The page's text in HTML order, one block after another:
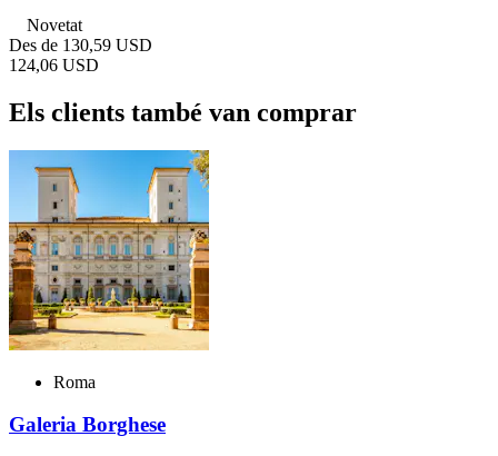
Novetat
Des de 130,59 USD
124,06 USD
Els clients també van comprar
Roma
Galeria Borghese